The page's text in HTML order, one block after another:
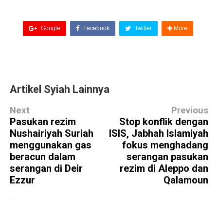
Google Facebook Twitter More
Artikel Syiah Lainnya
Next
Pasukan rezim
Nushairiyah Suriah
menggunakan gas
beracun dalam
serangan di Deir
Ezzur
Previous
Stop konflik dengan
ISIS, Jabhah Islamiyah
fokus menghadang
serangan pasukan
rezim di Aleppo dan
Qalamoun